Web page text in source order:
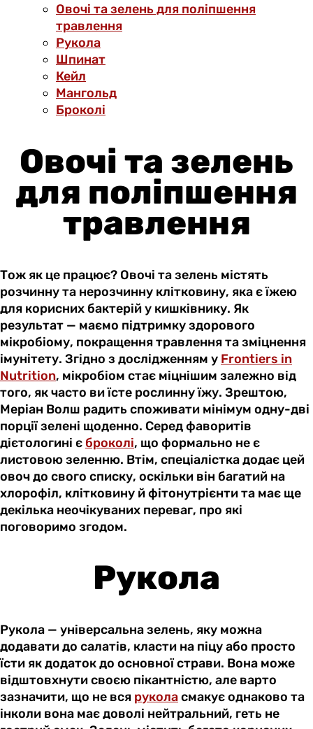
Овочі та зелень для поліпшення
травлення
Рукола
Шпинат
Кейл
Мангольд
Броколі
Овочі та зелень
для поліпшення
травлення
Тож як це працює? Овочі та зелень містять
розчинну та нерозчинну клітковину, яка є їжею
для корисних бактерій у кишківнику. Як
результат — маємо підтримку здорового
мікробіому, покращення травлення та зміцнення
імунітету. Згідно з дослідженням у Frontiers in
Nutrition, мікробіом стає міцнішим залежно від
того, як часто ви їсте рослинну їжу. Зрештою,
Меріан Волш радить споживати мінімум одну-дві
порції зелені щоденно. Серед фаворитів
дієтологині є броколі, що формально не є
листовою зеленню. Втім, спеціалістка додає цей
овоч до свого списку, оскільки він багатий на
хлорофіл, клітковину й фітонутрієнти та має ще
декілька неочікуваних переваг, про які
поговоримо згодом.
Рукола
Рукола — універсальна зелень, яку можна
додавати до салатів, класти на піцу або просто
їсти як додаток до основної страви. Вона може
відштовхнути своєю пікантністю, але варто
зазначити, що не вся руколасмакує однаково та
інколи вона має доволі нейтральний, геть не